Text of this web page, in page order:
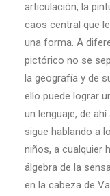
articulación, la
caos central que
una forma. A
pictórico no se
la geografía y de
ello puede lograr
un lenguaje, de
sigue hablando a
niños, a cualquier
álgebra de la
en la cabeza de